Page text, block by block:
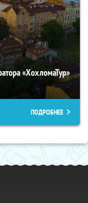
«ХохломаТур»
ПОДРОБНЕЕ